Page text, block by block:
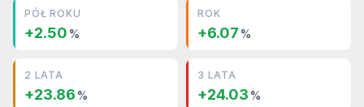
PÓŁ ROKU
+2.50 %
ROK
+6.07 %
2 LATA
+23.86 %
3 LATA
+24.03 %